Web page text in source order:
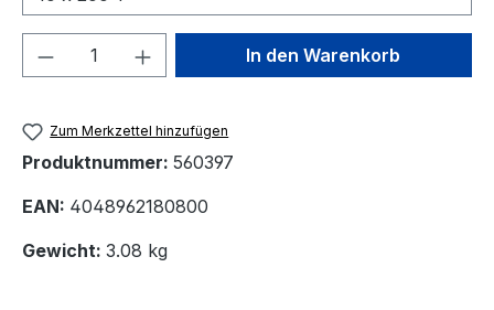
Produkt Anzahl: Gib denIn den Warenkorb
Zum Merkzettel hinzufügen
Produktnummer: 560397
EAN: 4048962180800
Gewicht: 3.08 kg